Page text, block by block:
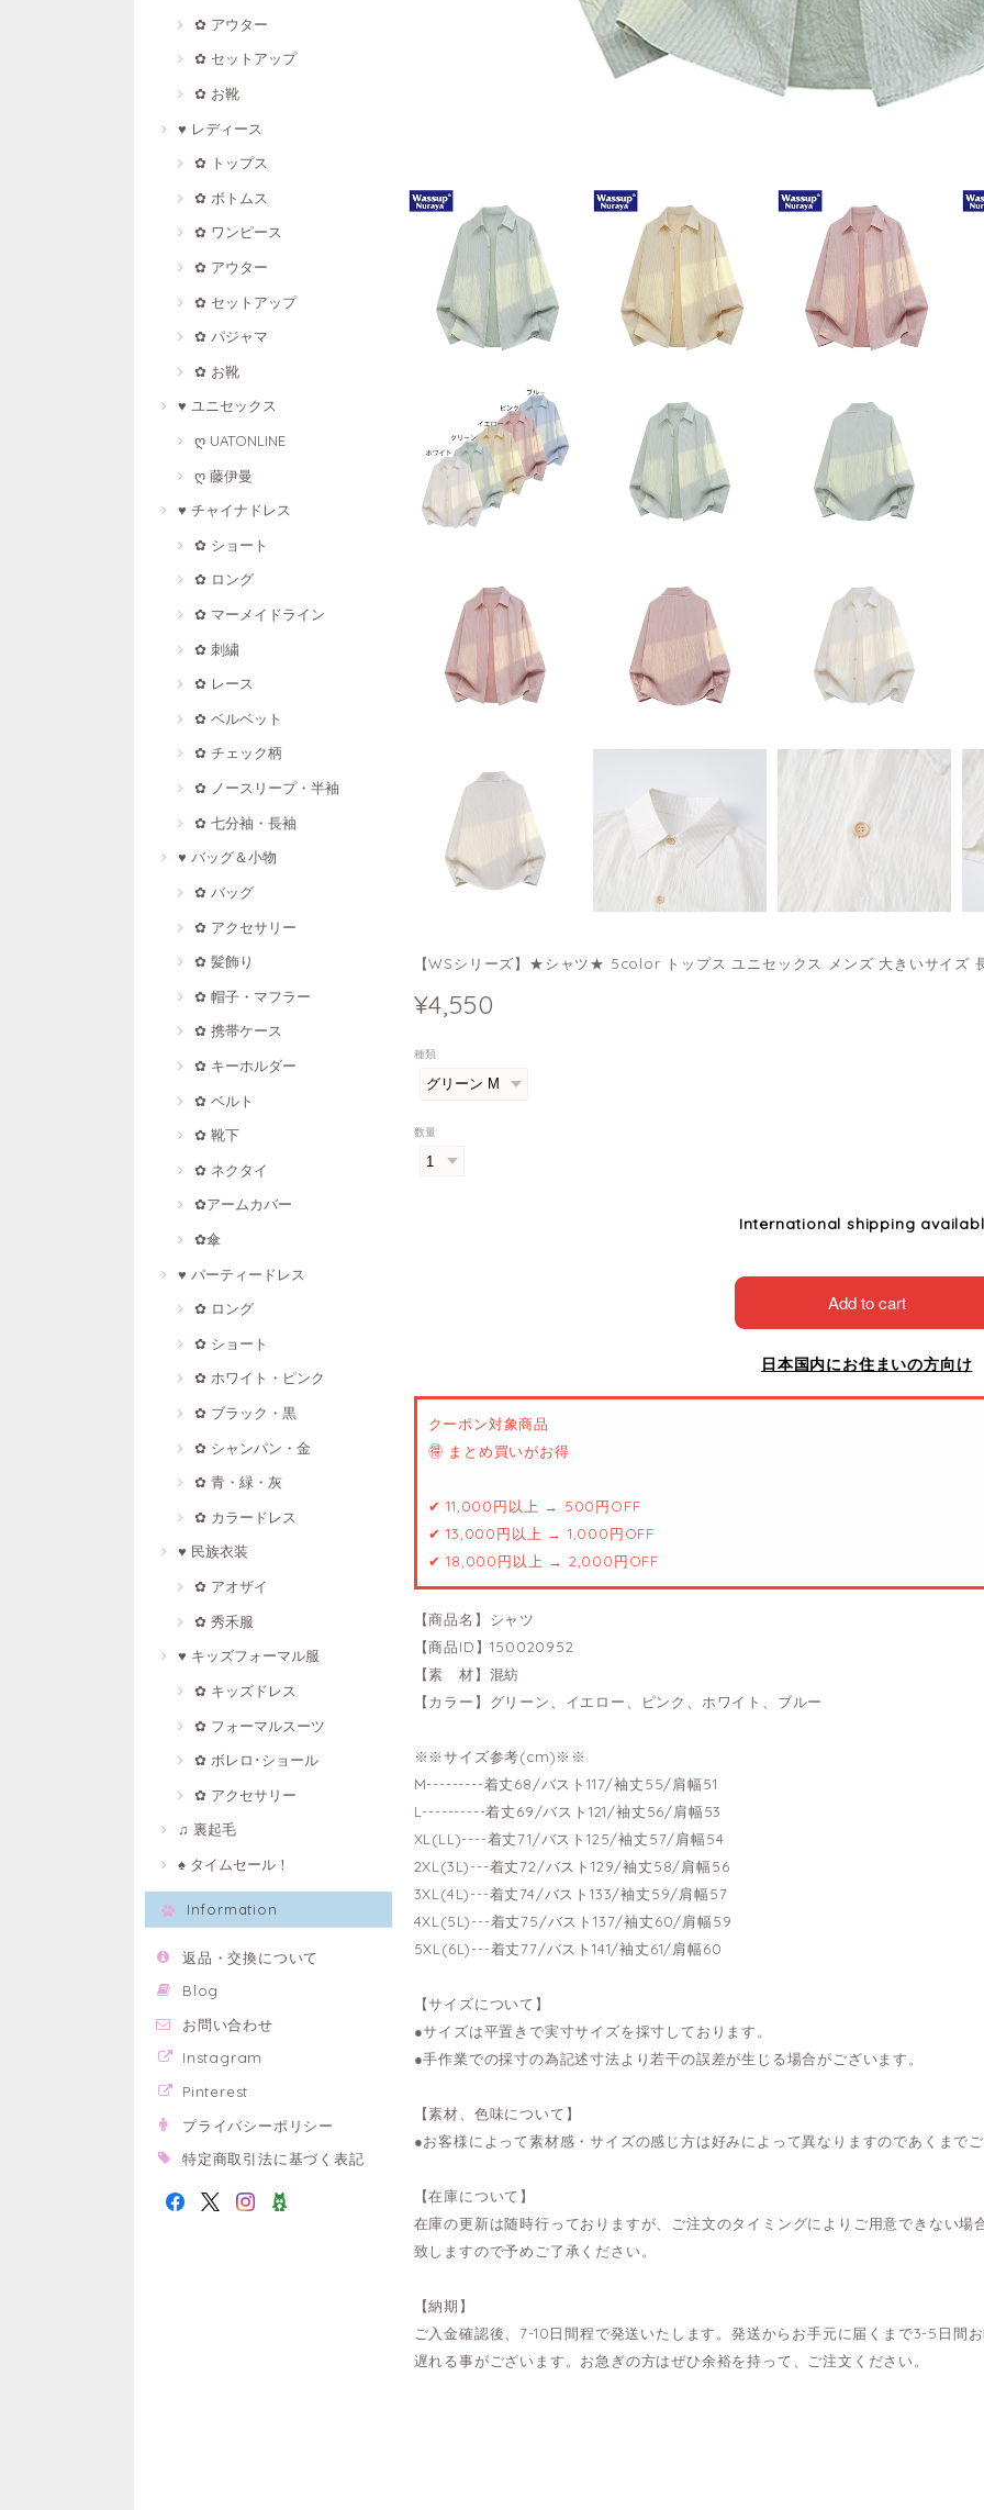
✿ アウター
✿ セットアップ
✿ お靴
♥ レディース
✿ トップス
✿ ボトムス
✿ ワンピース
✿ アウター
✿ セットアップ
✿ パジャマ
✿ お靴
♥ ユニセックス
ღ UATONLINE
ღ 藤伊曼
♥ チャイナドレス
✿ ショート
✿ ロング
✿ マーメイドライン
✿ 刺繍
✿ レース
✿ ベルベット
✿ チェック柄
✿ ノースリープ・半袖
✿ 七分袖・長袖
♥ バッグ＆小物
✿ バッグ
✿ アクセサリー
✿ 髪飾り
✿ 帽子・マフラー
✿ 携帯ケース
✿ キーホルダー
✿ ベルト
✿ 靴下
✿ ネクタイ
✿アームカバー
✿傘
♥ パーティードレス
✿ ロング
✿ ショート
✿ ホワイト・ピンク
✿ ブラック・黒
✿ シャンパン・金
✿ 青・緑・灰
✿ カラードレス
♥ 民族衣装
✿ アオザイ
✿ 秀禾服
♥ キッズフォーマル服
✿ キッズドレス
✿ フォーマルスーツ
✿ ボレロ･ショール
✿ アクセサリー
♫ 裏起毛
♠ タイムセール！
Information
返品・交換について
Blog
お問い合わせ
Instagram
Pinterest
プライバシーポリシー
特定商取引法に基づく表記
【WSシリーズ】★シャツ★ 5color トップス ユニセックス メンズ 大きいサイズ
¥4,550
種類
数量
International shipping
Add to cart
日本国内にお住まいの方向け
クーポン対象商品
🉐 まとめ買いがお得
✔ 11,000円以上 → 500円OFF
✔ 13,000円以上 → 1,000円OFF
✔ 18,000円以上 → 2,000円OFF
【商品名】シャツ
【商品ID】150020952
【素 材】混紡
【カラー】グリーン、イエロー、ピンク、ホワイト、ブルー
※※サイズ参考(cm)※※
M---------着丈68/バスト117/袖丈55/肩幅51
L----------着丈69/バスト121/袖丈56/肩幅53
XL(LL)----着丈71/バスト125/袖丈57/肩幅54
2XL(3L)---着丈72/バスト129/袖丈58/肩幅56
3XL(4L)---着丈74/バスト133/袖丈59/肩幅57
4XL(5L)---着丈75/バスト137/袖丈60/肩幅59
5XL(6L)---着丈77/バスト141/袖丈61/肩幅60
【サイズについて】
●サイズは平置きで実寸サイズを採寸しております。
●手作業での採寸の為記述寸法より若干の誤差が生じる場合がございます。
【素材、色味について】
●お客様によって素材感・サイズの感じ方は好みによって異なりますのであくまで
【在庫について】
在庫の更新は随時行っておりますが、ご注文のタイミングによりご用意できない
致しますので予めご了承ください。
【納期】
ご入金確認後、7-10日間程で発送いたします。発送からお手元に届くまで3-5日間
遅れる事がございます。お急ぎの方はぜひ余裕を持って、ご注文ください。